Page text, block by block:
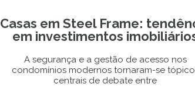
Casas em Steel Frame:
em investimentos
A segurança e a gestão de acesso nos
condomínios modernos tornaram-se
centrais de debate entre